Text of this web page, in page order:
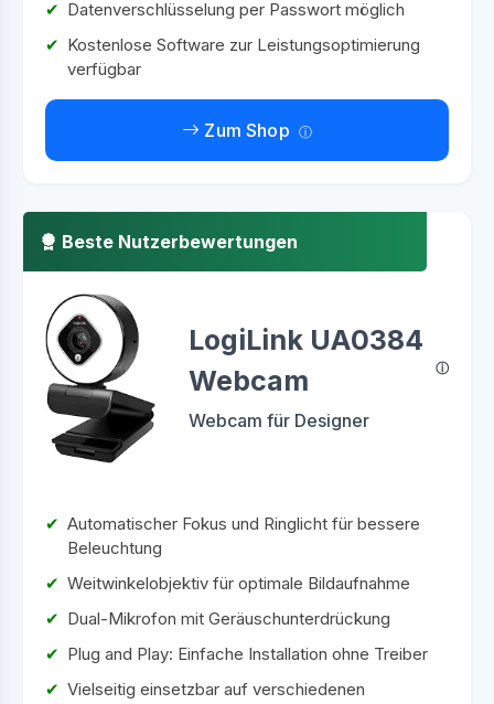
Datenverschlüsselung per Passwort möglich
Kostenlose Software zur Leistungsoptimierung
verfügbar
Zum Shop
Beste Nutzerbewertungen
LogiLink UA0384
Webcam
Webcam für Designer
Automatischer Fokus und Ringlicht für bessere
Beleuchtung
Weitwinkelobjektiv für optimale Bildaufnahme
Dual-Mikrofon mit Geräuschunterdrückung
Plug and Play: Einfache Installation ohne Treiber
Vielseitig einsetzbar auf verschiedenen